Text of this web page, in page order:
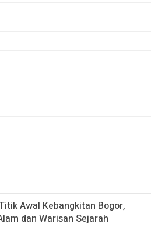
Awal Kebangkitan Bogor,
dan Warisan Sejarah